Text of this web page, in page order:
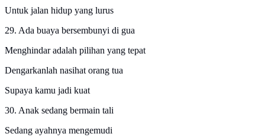
Untuk jalan hidup yang lurus
29. Ada buaya bersembunyi di gua
Menghindar adalah pilihan yang tepat
Dengarkanlah nasihat orang tua
Supaya kamu jadi kuat
30. Anak sedang bermain tali
Sedang ayahnya mengemudi